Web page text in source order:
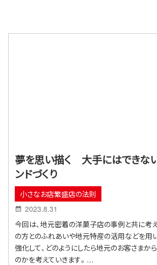
夢を思い描く 大手にはできな
ンドづくり
小さなお店繁盛店の法則
2023.8.31
今回は、地元密着の洋菓子店の事例と共に考
の方とのふれあいや地元特産の活用などを用
強化して、どのようにしたら地元のお客さまか
のかを考えていきます。…